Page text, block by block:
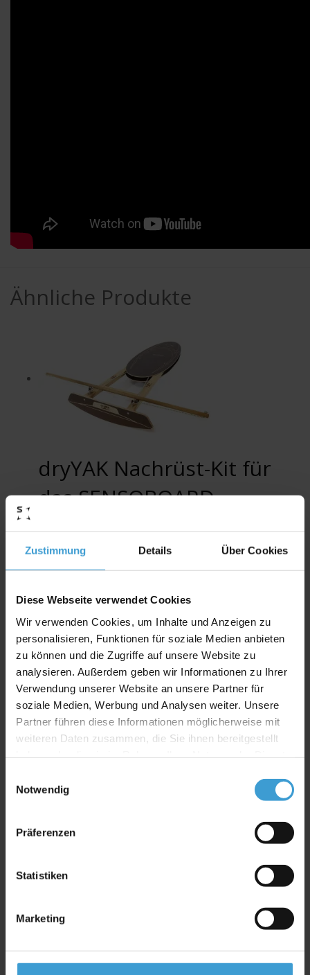
Zustimmung Details Über Cookies
Diese Webseite verwendet Cookies
Wir verwenden Cookies, um Inhalte und Anzeigen zu
personalisieren, Funktionen für soziale Medien anbieten
zu können und die Zugriffe auf unsere Website zu
analysieren. Außerdem geben wir Informationen zu Ihrer
Verwendung unserer Website an unsere Partner für
soziale Medien, Werbung und Analysen weiter. Unsere
Partner führen diese Informationen möglicherweise mit
weiteren Daten zusammen, die Sie ihnen bereitgestellt
Notwendig
Präferenzen
Statistiken
Marketing
Ähnliche Produkte
dryYAK Nachrüst-Kit für
das SENSOBOARD
789,00€
inkl. MwSt.
SENSOBOARD Seil Ersatz-
Set
zzgl.Versandkosten
weist
Varianten